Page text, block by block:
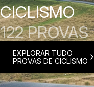
CICLISMO
122 PROVAS
EXPLORAR TUDO
PROVAS DE CICLISMO